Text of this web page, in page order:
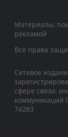
Материалы,
рекламой
Все права
Сетевое
сфере связи,
коммуникаций
74283